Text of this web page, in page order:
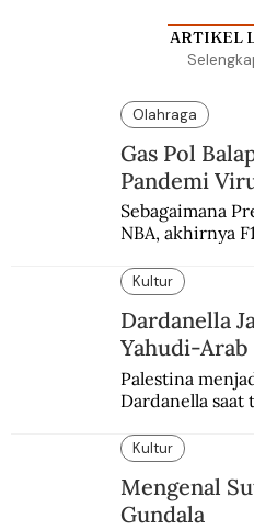
ARTIKEL
Olahraga
Gas Pol
Pandemi
Sebagaimana
NBA, akhirnya
enam dekade
Kultur
Dardanella
Yahudi-
Palestina
Dardanella
ketegangan
penduduk Arab.
Kultur
Mengenal
Gundala